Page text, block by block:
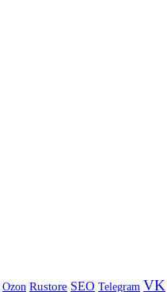
Ozon Rustore SEO Telegram VK